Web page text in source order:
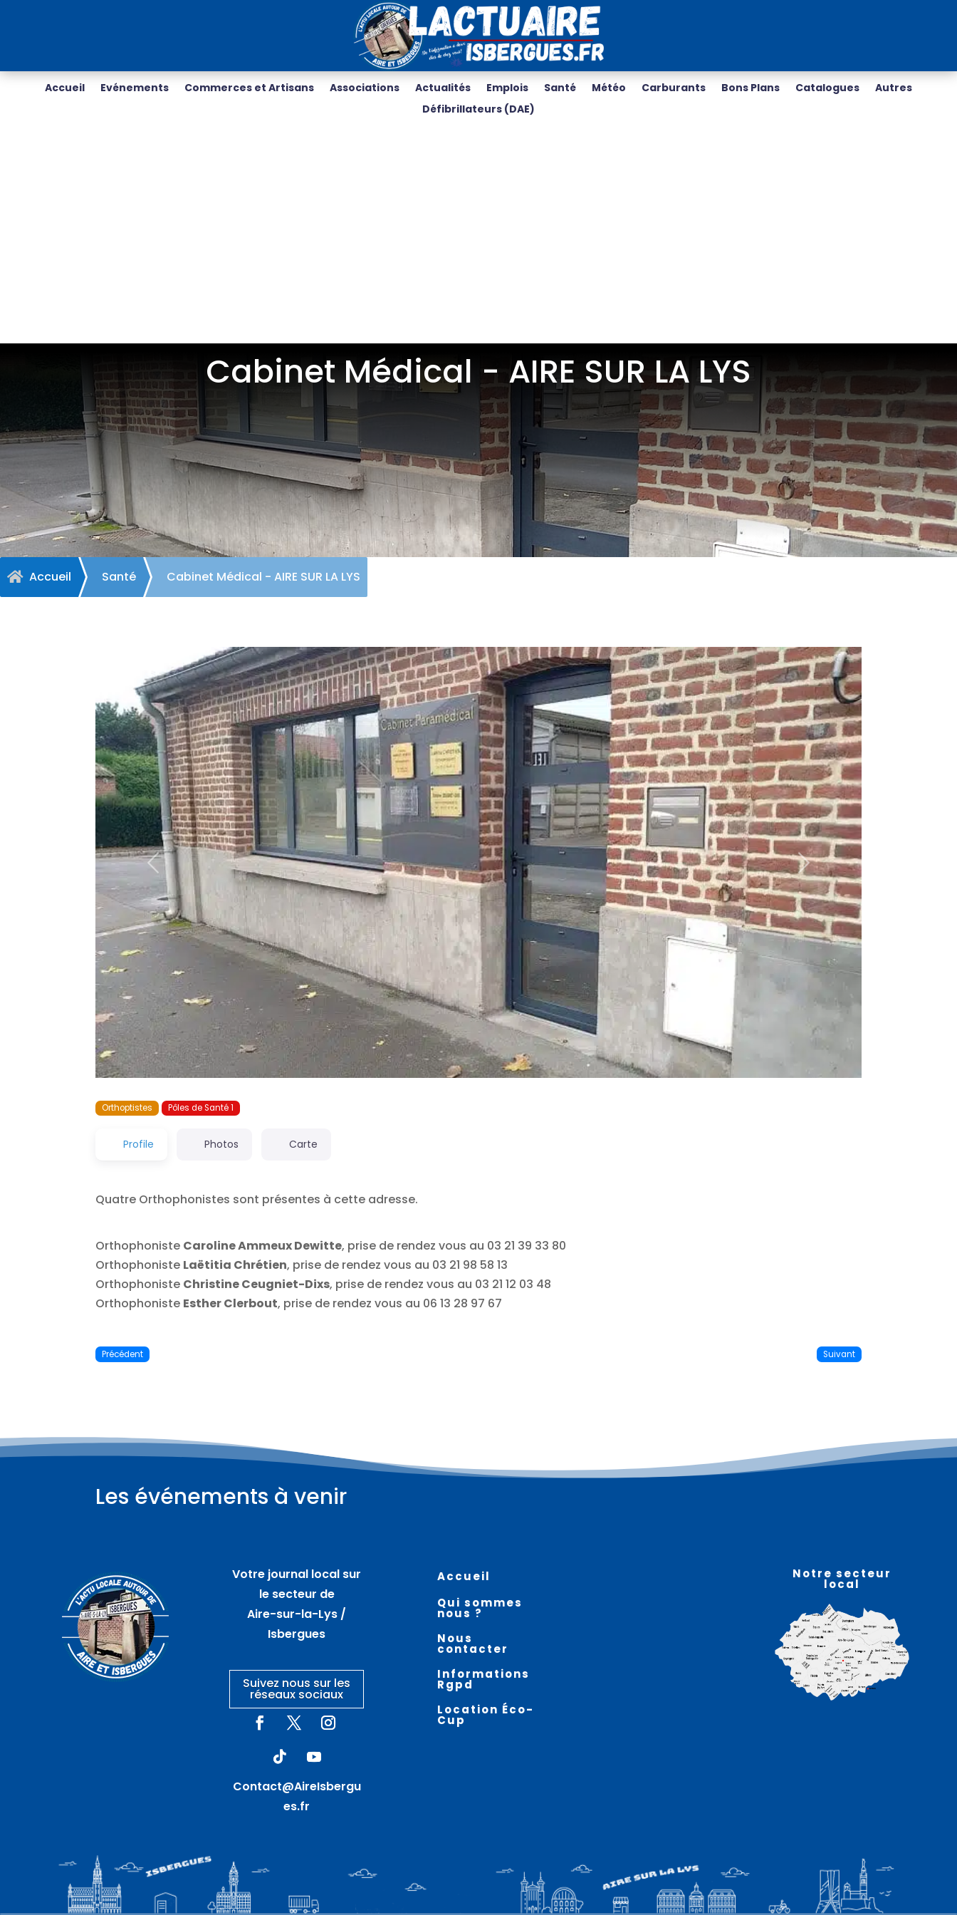
Accueil Evénements Commerces et Artisans Associations Actualités Emplois Santé Météo Carburants Bons Plans Catalogues
Autres
Défibrillateurs (DAE)
Cabinet Médical - AIRE SUR LA LYS
 Accueil Santé Cabinet Médical - AIRE SUR LA LYS
Précédent Suivant
Orthoptistes Pôles de Santé 1
Profile Photos Carte
Quatre Orthophonistes sont présentes à cette adresse.
Orthophoniste Caroline Ammeux Dewitte, prise de rendez vous au 03 21 39 33 80
Orthophoniste Laëtitia Chrétien, prise de rendez vous au 03 21 98 58 13
Orthophoniste Christine Ceugniet-Dixs, prise de rendez vous au 03 21 12 03 48
Orthophoniste Esther Clerbout, prise de rendez vous au 06 13 28 97 67
Précédent Suivant
Les événements à venir
Compétition de Hoopers –
WITTES
août
Rando-patrimoine
depuis la Sauvagine –
MAMETZ
atelier – HELFAUT
Votre journal local sur
le secteur de
Aire-sur-la-Lys /
Isbergues
Suivez nous sur les
réseaux sociaux
Contact@AireIsbergu
es.fr
Accueil
Qui sommes
nous ?
Nous
contacter
Informations
Rgpd
Location Éco-
Cup
Notre secteur
local